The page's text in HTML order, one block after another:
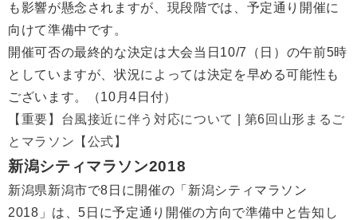
も影響が懸念されますが、現段階では、予定通り開催に
向けて準備中です。
開催可否の最終的な決定は大会当日10/7（日）の午前5時
としていますが、状況によっては決定を早める可能性も
ございます。（10月4日付）
【重要】台風接近に伴う対応について | 第6回山形まるご
とマラソン【公式】
新潟シティマラソン2018
新潟県新潟市で8日に開催の「新潟シティマラソン
2018」は、5日に予定通り開催の方向で準備中と告知し